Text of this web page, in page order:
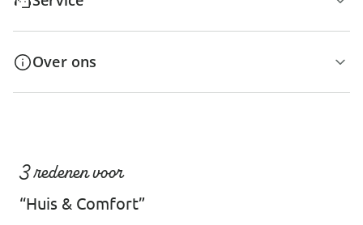
Over ons
3 redenen voor
“Huis & Comfort”